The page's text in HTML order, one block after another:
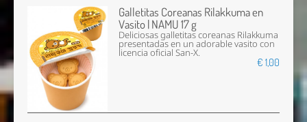
Galletitas Coreanas Rilakkuma en
Vasito | NAMU 17 g
Deliciosas galletitas coreanas Rilakkuma
presentadas en un adorable vasito con
licencia oficial San-X.
€ 1,00